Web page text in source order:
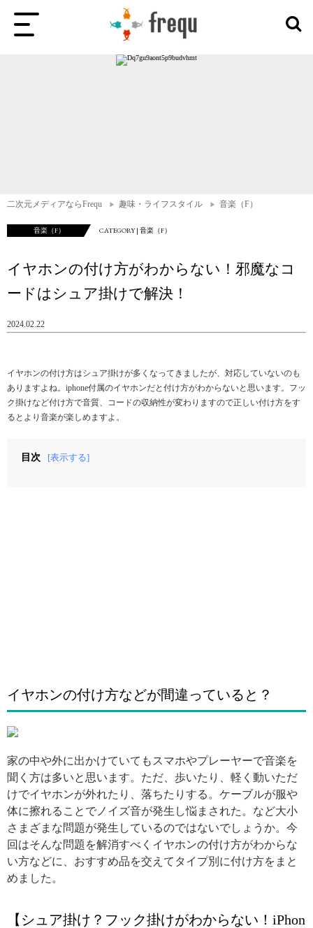
二次元メディアならFrequ 趣味・ライフスタイル 音楽（F）
音楽（F） CATEGORY | 音楽（F）
イヤホンの付け方がわからない！邪魔なコ
ードはシュア掛けで解決！
2024.02.22
イヤホンの付け方はシュア掛けが多くなってきましたが、対応していないのも
ありますよね。iphone付属のイヤホンだと付け方がわからないと思います。フッ
ク掛けなど付け方で音質、コードの収納性が変わりますので正しい付け方をす
るとより音楽が楽しめますよ。
目次 [表示する]
イヤホンの付け方などが間違っていると？
引用: https://i.pinimg.com/564x/78/74/10/787410201337cf6a2527b55783a60b20.jpg
家の中や外に出かけていてもスマホやプレーヤーで音楽を
聞く方は多いと思います。ただ、歩いたり、軽く動いただ
けでイヤホンが外れたり、落ちたりする。ケーブルが服や
体に擦れることでノイズ音が発生し悩まされた。など大小
さまざまな問題が発生しているのではないでしょうか。今
回はそんな問題を解消すべくイヤホンの付け方がわからな
い方などに、おすすめ品を交えてタイプ別に付け方をまと
めました。
【シュア掛け？フック掛けがわからない！iPhon